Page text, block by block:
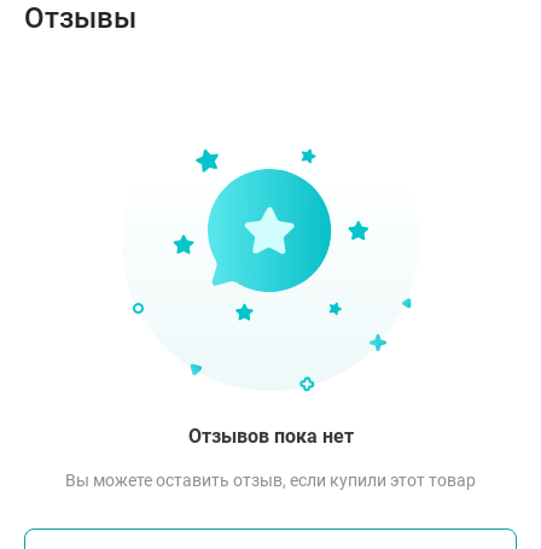
Отзывы
Отзывов пока нет
Вы можете оставить отзыв, если купили этот товар